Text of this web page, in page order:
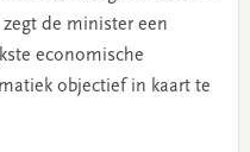
de minister een
economische
objectief in kaart te